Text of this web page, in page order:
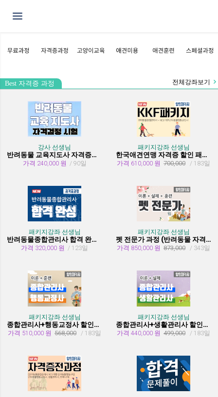
Toggle navigation
Best 자격증 과정 전체강좌보기
강사 선생님
반려동물 교육지도사 자격증과정
가격 240,000 원 / 90일
패키지강좌 선생님
한국애견연맹 자격증 할인 패키지 과정 (종합관리사 + 행동교정사)
가격 610,000 원 700,000 / 183일
패키지강좌 선생님
반려동물종합관리사 합격 완성 패키지
가격 320,000 원 / 123일
패키지강좌 선생님
펫 전문가 과정 (반려동물 자격증 취득과정)
가격 850,000 원 873,000 / 343일
패키지강좌 선생님
종합관리사+행동교정사 할인패키지과정
가격 510,000 원 568,000 / 183일
패키지강좌 선생님
종합관리사+생활관리사 할인패키지과정
가격 440,000 원 499,000 / 183일